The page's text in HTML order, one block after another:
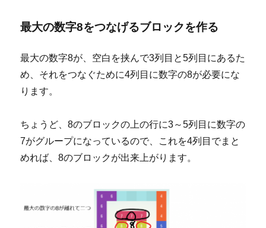
最大の数字8をつなげるブロックを作る
最大の数字8が、空白を挟んで3列目と5列目にあるた
め、それをつなぐために4列目に数字の8が必要にな
ります。
ちょうど、8のブロックの上の行に3～5列目に数字の
7がグループになっているので、これを4列目でまと
めれば、8のブロックが出来上がります。